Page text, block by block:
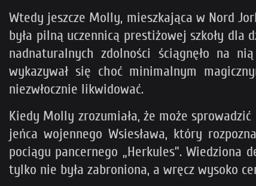
Wtedy jeszcze Molly, mieszkająca w Nord
była pilną uczennicą prestiżowej szkoły dla
nadnaturalnych zdolności ściągnęło na
wykazywał się choć minimalnym
niezwłocznie likwidować.
Kiedy Molly zrozumiała, że może
jeńca wojennego Wsiesława, który
pociągu pancernego „Herkules”.
tylko nie była zabroniona, a wręcz wysoko